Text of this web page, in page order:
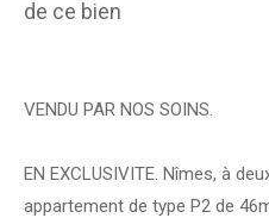
de ce bien
VENDU PAR NOS SOINS.
EN EXCLUSIVITE. Nîmes, à
appartement de type P2 de